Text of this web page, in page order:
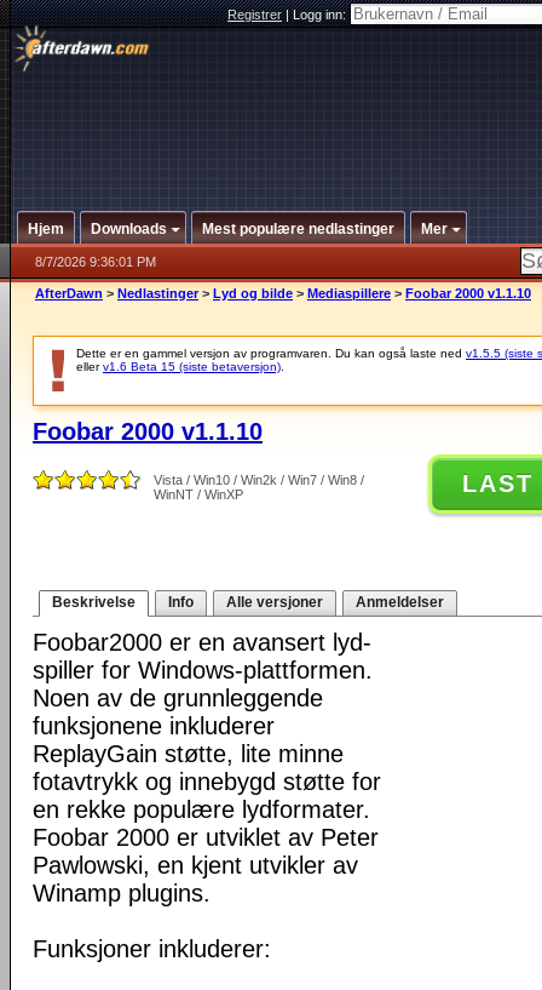
Registrer|Logg inn:
Hjem Downloads Mest populære nedlastinger Mer
8/7/2026 9:36:01 PM
AfterDawn > Nedlastinger > Lyd og bilde > Mediaspillere > Foobar 2000 v1.1.10
Dette er en gammel versjon av programvaren. Du kan også laste ned v1.5.5 (siste
ellerv1.6 Beta 15 (siste betaversjon)
Foobar 2000 v1.1.10
Vista / Win10 / Win2k / Win7 / Win8 /
WinNT / WinXP
LAST
Beskrivelse Info Alle versjoner Anmeldelser
Foobar2000 er en avansert lyd-
spiller for Windows-plattformen.
Noen av de grunnleggende
funksjonene inkluderer
ReplayGain støtte, lite minne
fotavtrykk og innebygd støtte for
en rekke populære lydformater.
Foobar 2000 er utviklet av Peter
Pawlowski, en kjent utvikler av
Winamp plugins.
Funksjoner inkluderer: